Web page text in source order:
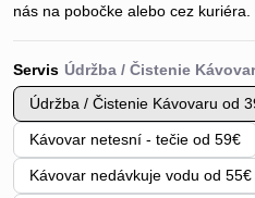
nás na pobočke alebo cez kuriéra.
Servis
Údržba / Čistenie Kávovaru od
Kávovar netesní - tečie od 59€
Kávovar nedávkuje vodu od 55€